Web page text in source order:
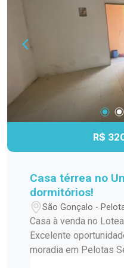
lazer, jardinagem ou
pets. Esse espaço é
região. Embora a
possibilidade de
proximidades ou até adaptar para
garagem. Não perca a chance de morar no
coração da cidade,
privilégio que você
R$
Casa térrea no
dormitórios!
São Gonçalo -
Casa à venda no
Excelente
moradia em Pelotas Se você procura uma casa